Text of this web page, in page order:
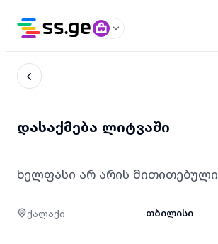
დასაქმება ლიტვაში
ხელფასი არ არის მითითებული
ქალაქი თბილისი